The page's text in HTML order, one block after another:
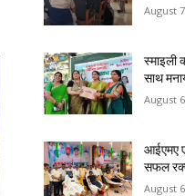
August
स्माइली
साथ
August
आईएमए
सफल
August